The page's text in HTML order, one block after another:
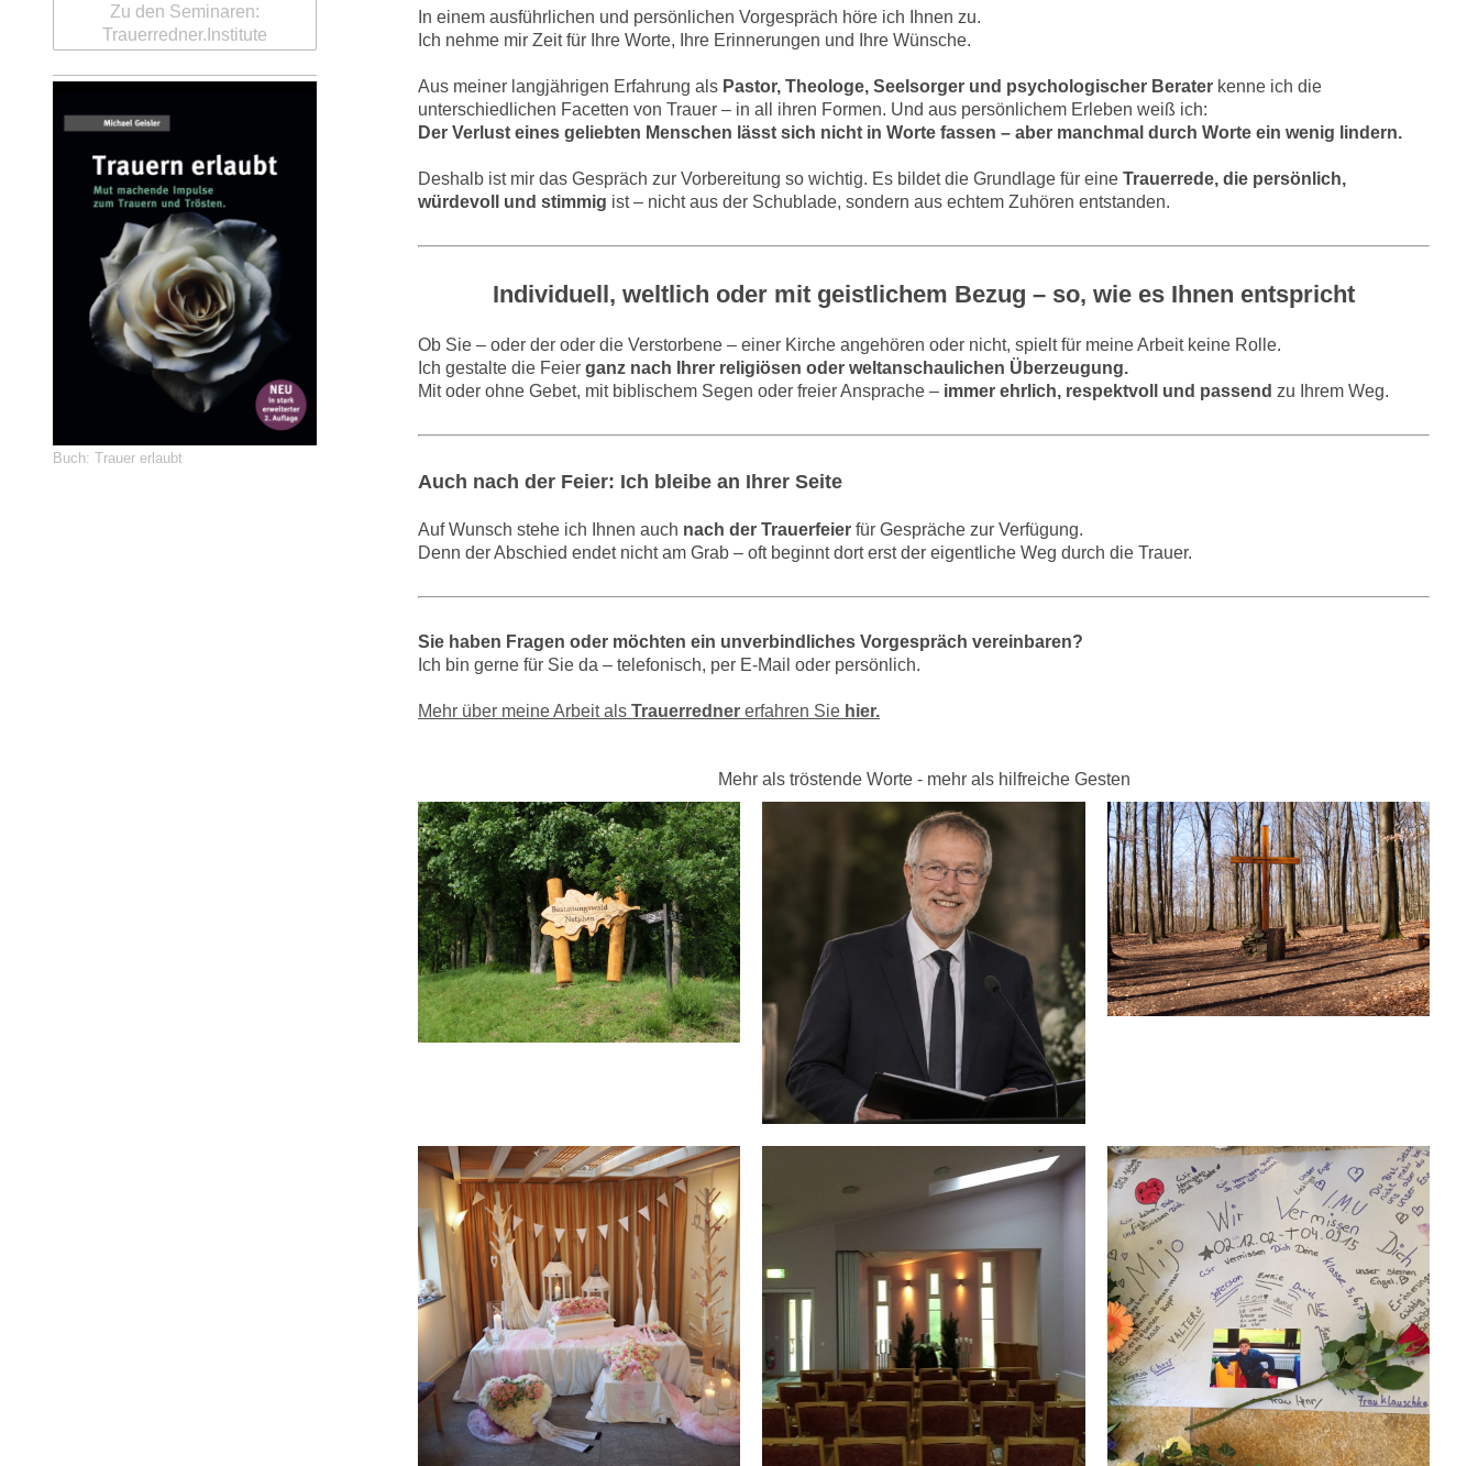
In einem ausführlichen und persönlichen Vorgespräch höre ich Ihnen zu.
Ich nehme mir Zeit für Ihre Worte, Ihre Erinnerungen und Ihre Wünsche.
Aus meiner langjährigen Erfahrung als Pastor, Theologe, Seelsorger und psychologischer Berater kenne ich die
unterschiedlichen Facetten von Trauer – in all ihren Formen. Und aus persönlichem Erleben weiß ich:
Der Verlust eines geliebten Menschen lässt sich nicht in Worte fassen – aber manchmal durch Worte ein wenig lindern.
Deshalb ist mir das Gespräch zur Vorbereitung so wichtig. Es bildet die Grundlage für eine Trauerrede, die persönlich,
würdevoll und stimmig ist – nicht aus der Schublade, sondern aus echtem Zuhören entstanden.
Individuell, weltlich oder mit geistlichem Bezug – so, wie es Ihnen entspricht
Ob Sie – oder der oder die Verstorbene – einer Kirche angehören oder nicht, spielt für meine Arbeit keine Rolle.
Ich gestalte die Feier ganz nach Ihrer religiösen oder weltanschaulichen Überzeugung.
Mit oder ohne Gebet, mit biblischem Segen oder freier Ansprache – immer ehrlich, respektvoll und passend zu Ihrem Weg.
Auch nach der Feier: Ich bleibe an Ihrer Seite
Auf Wunsch stehe ich Ihnen auch nach der Trauerfeier für Gespräche zur Verfügung.
Denn der Abschied endet nicht am Grab – oft beginnt dort erst der eigentliche Weg durch die Trauer.
Sie haben Fragen oder möchten ein unverbindliches Vorgespräch vereinbaren?
Ich bin gerne für Sie da – telefonisch, per E-Mail oder persönlich.
Mehr über meine Arbeit als Trauerredner erfahren Sie hier.
Mehr als tröstende Worte - mehr als hilfreiche Gesten
Zu den Seminaren:
Trauerredner.Institute
Buch: Trauer erlaubt